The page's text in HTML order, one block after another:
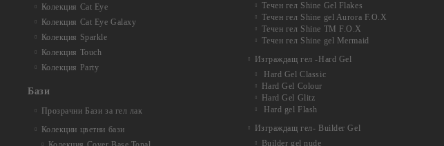
Колекция Cat Eye
Колекция Cat Eye Galaxy
Колекция Sparkle
Колекция Touch
Колекция Party
Бази
Прозрачни Бази за гел лак
Колекции цветни бази
Течен гел Shine Gel Flakes
Течен гел Shine gel Aurora F.O.X
Течен гел Shine TM F.O.X
Течен гел Shine gel Mermaid
Изграждащ гел -Hard Gel
Hard Gel Classic
Hard Gel Colour
Hard Gel Glitz
Hard gel Flash
Изграждащ гел- Builder Gel
Builder gel nude